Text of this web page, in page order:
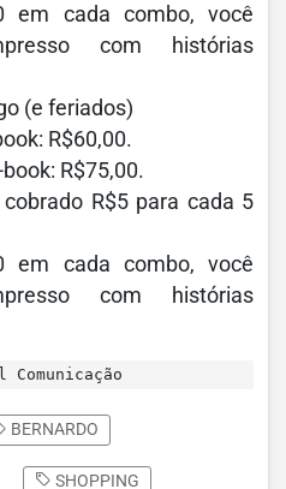
em cada combo, você
com histórias
(e feriados)
R$60,00.
R$75,00.
R$5 para cada 5
em cada combo, você
com histórias
Comunicação
BERNARDO
SHOPPING